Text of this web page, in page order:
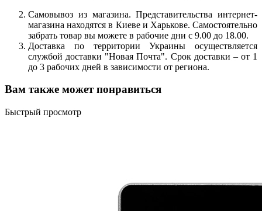
Самовывоз из магазина. Представительства интернет-
магазина находятся в Киеве и Харькове. Самостоятельно
забрать товар вы можете в рабочие дни с 9.00 до 18.00.
Доставка по территории Украины осуществляется
службой доставки "Новая Почта". Срок доставки – от 1
до 3 рабочих дней в зависимости от региона.
Вам также может понравиться
Быстрый просмотр